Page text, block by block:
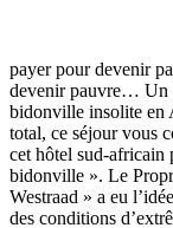
payer pour devenir
devenir pauvre… Un
bidonville insolite en
total, ce séjour vous
cet hôtel sud-africain
bidonville ». Le
Westraad » a eu
des conditions